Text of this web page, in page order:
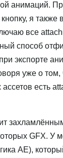
анимаций.
я
все
способ
экспорте
уже о
есть
GFX. У
AE),